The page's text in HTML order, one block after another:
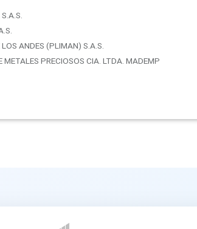
ANDES (PLIMAN) S.A.S.
METALES PRECIOSOS CIA. LTDA. MADEMP